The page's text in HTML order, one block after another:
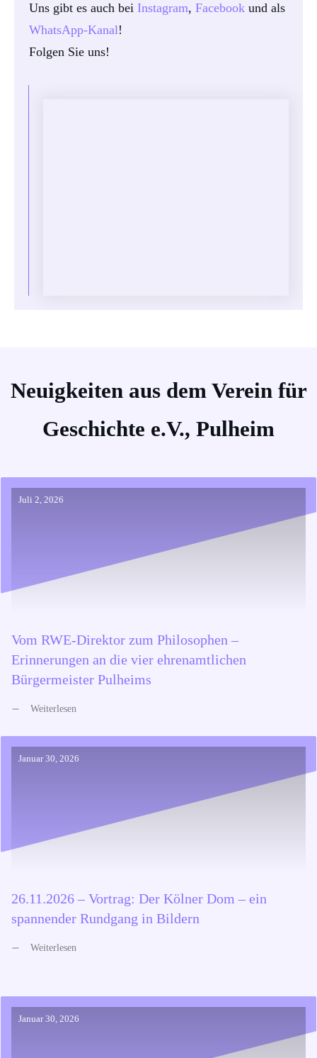
Uns gibt es auch bei Instagram, Facebook und als
WhatsApp-Kanal!
Folgen Sie uns!
Neuigkeiten aus dem Verein für
Geschichte e.V., Pulheim
Juli 2, 2026
Vom RWE-Direktor zum Philosophen –
Erinnerungen an die vier ehrenamtlichen
Bürgermeister Pulheims
Weiterlesen
Januar 30, 2026
26.11.2026 – Vortrag: Der Kölner Dom – ein
spannender Rundgang in Bildern
Weiterlesen
Januar 30, 2026